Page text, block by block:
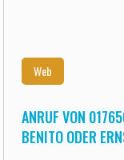
Web
ANRUF VON
BENITO ODER